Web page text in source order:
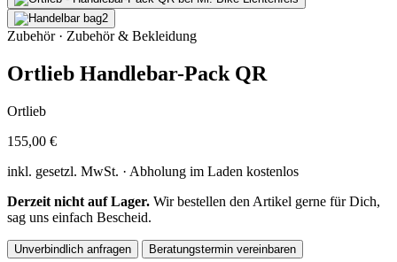
Zubehör · Zubehör & Bekleidung
Ortlieb Handlebar-Pack QR
Ortlieb
155,00 €
inkl. gesetzl. MwSt. · Abholung im Laden kostenlos
Derzeit nicht auf Lager. Wir bestellen den Artikel gerne für Dich,
sag uns einfach Bescheid.
Unverbindlich anfragen Beratungstermin vereinbaren